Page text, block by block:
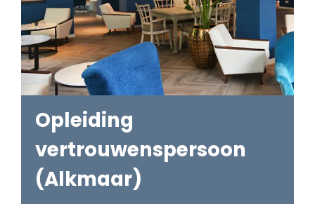
Opleiding
vertrouwenspersoon
(Alkmaar)